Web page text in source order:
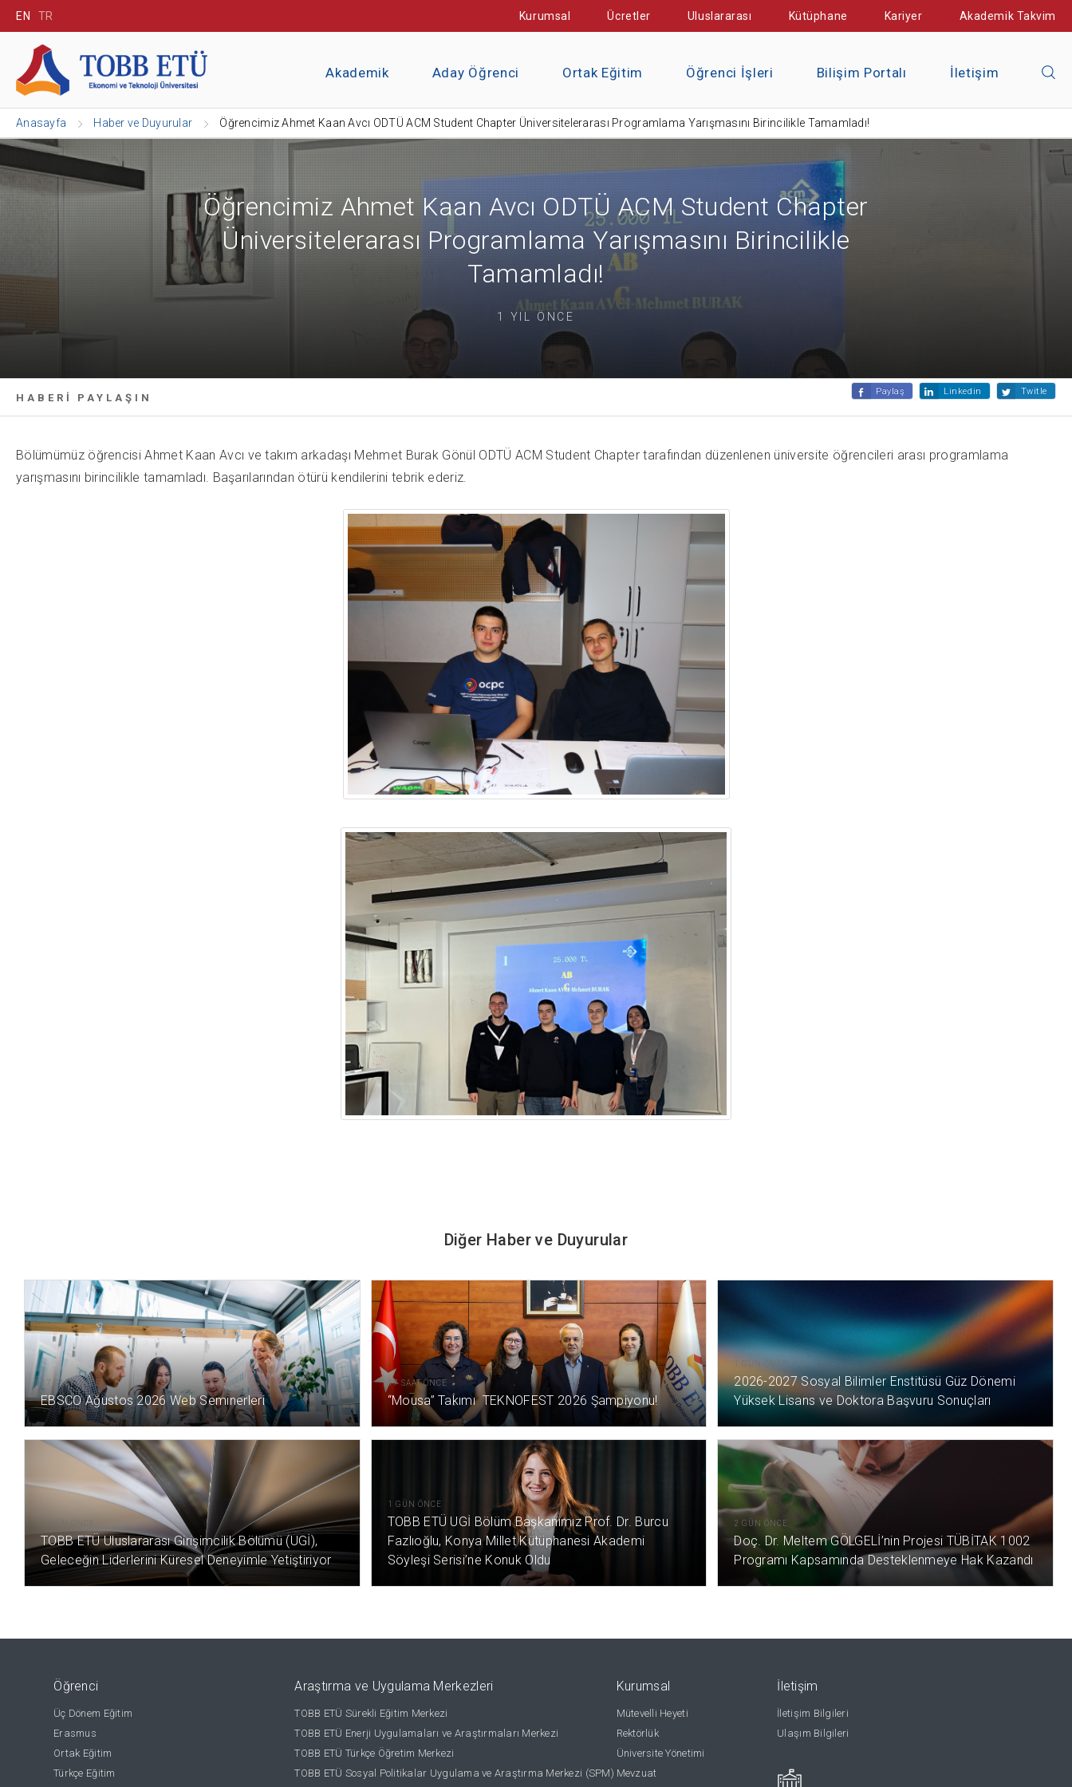
EN TR Kurumsal Ücretler Uluslararası Kütüphane Kariyer Akademik Takvim
Akademik Aday Öğrenci Ortak Eğitim Öğrenci İşleri Bilişim Portalı İletişim
Anasayfa Haber ve Duyurular Öğrencimiz Ahmet Kaan Avcı ODTÜ ACM Student Chapter Üniversitelerarası Programlama Yarışmasını Birincilikle Tamamladı!
Öğrencimiz Ahmet Kaan Avcı ODTÜ ACM Student Chapter
Üniversitelerarası Programlama Yarışmasını Birincilikle
Tamamladı!
1 YIL ÖNCE
HABERİ PAYLAŞIN
Paylaş Linkedin Twitle
Bölümümüz öğrencisi Ahmet Kaan Avcı ve takım arkadaşı Mehmet Burak Gönül ODTÜ ACM Student Chapter tarafından düzenlenen üniversite öğrencileri arası programlama
yarışmasını birincilikle tamamladı. Başarılarından ötürü kendilerini tebrik ederiz.
Diğer Haber ve Duyurular
17 SAAT ÖNCE
EBSCO Ağustos 2026 Web Seminerleri
17 SAAT ÖNCE
“Mousa” Takımı TEKNOFEST 2026 Şampiyonu!
1 GÜN ÖNCE
2026-2027 Sosyal Bilimler Enstitüsü Güz Dönemi
Yüksek Lisans ve Doktora Başvuru Sonuçları
TOBB ETÜ Uluslararası Girişimcilik Bölümü (UGİ),
Geleceğin Liderlerini Küresel Deneyimle Yetiştiriyor
1 GÜN ÖNCE
TOBB ETÜ UGİ Bölüm Başkanımız Prof. Dr. Burcu
Fazlıoğlu, Konya Millet Kütüphanesi Akademi
Söyleşi Serisi’ne Konuk Oldu
2 GÜN ÖNCE
Doç. Dr. Meltem GÖLGELİ’nin Projesi TÜBİTAK 1002
Programı Kapsamında Desteklenmeye Hak Kazandı
Öğrenci
Üç Dönem Eğitim
Erasmus
Ortak Eğitim
Türkçe Eğitim
Araştırma ve Uygulama Merkezleri
TOBB ETÜ Sürekli Eğitim Merkezi
TOBB ETÜ Enerji Uygulamaları ve Araştırmaları Merkezi
TOBB ETÜ Türkçe Öğretim Merkezi
TOBB ETÜ Sosyal Politikalar Uygulama ve Araştırma Merkezi (SPM)
Kurumsal
Mütevelli Heyeti
Rektörlük
Üniversite Yönetimi
Mevzuat
İletişim
İletişim Bilgileri
Ulaşım Bilgileri